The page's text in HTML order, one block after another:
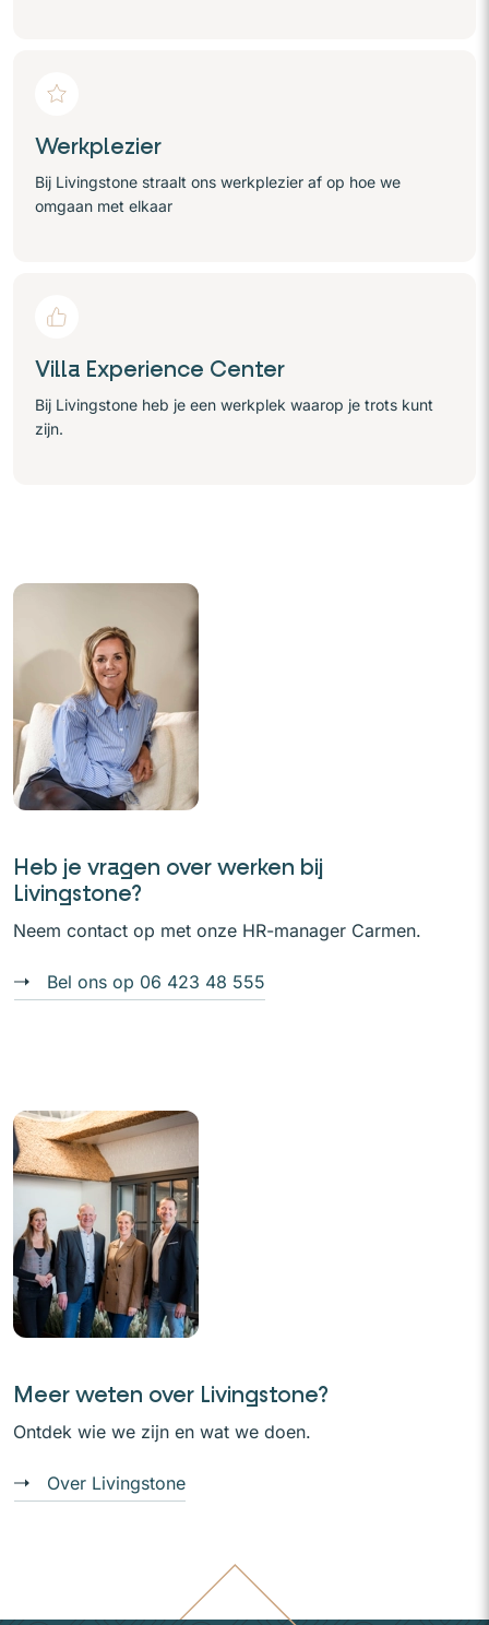
Werkplezier
Bij Livingstone straalt ons werkplezier af op hoe we
omgaan met elkaar
Villa Experience Center
Bij Livingstone heb je een werkplek waarop je trots kunt
zijn.
Heb je vragen over werken bij
Livingstone?
Neem contact op met onze HR-manager Carmen.
Bel ons op 06 423 48 555
Meer weten over Livingstone?
Ontdek wie we zijn en wat we doen.
Over Livingstone